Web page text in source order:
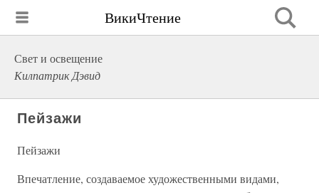
ВикиЧтение
Свет и освещение
Килпатрик Дэвид
Пейзажи
Пейзажи
Впечатление, создаваемое художественными видами,